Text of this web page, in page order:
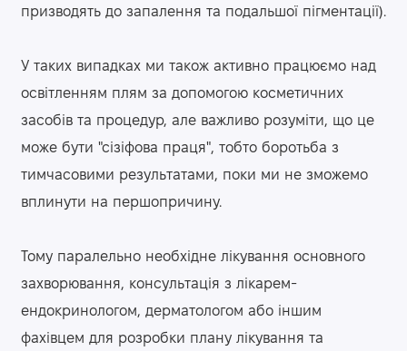
призводять до запалення та подальшої пігментації).
У таких випадках ми також активно працюємо над
освітленням плям за допомогою косметичних
засобів та процедур, але важливо розуміти, що це
може бути "сізіфова праця", тобто боротьба з
тимчасовими результатами, поки ми не зможемо
вплинути на першопричину.
Тому паралельно необхідне лікування основного
захворювання, консультація з лікарем-
ендокринологом, дерматологом або іншим
фахівцем для розробки плану лікування та